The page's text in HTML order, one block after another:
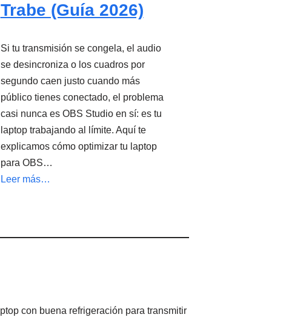
Trabe (Guía 2026)
Si tu transmisión se congela, el audio
se desincroniza o los cuadros por
segundo caen justo cuando más
público tienes conectado, el problema
casi nunca es OBS Studio en sí: es tu
laptop trabajando al límite. Aquí te
explicamos cómo optimizar tu laptop
para OBS…
Leer más…